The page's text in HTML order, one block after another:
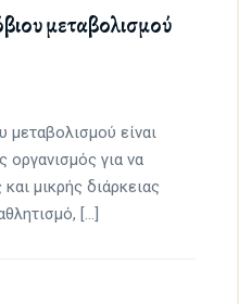
μεταβολισμού
μεταβολισμού είναι
οργανισμός για να
μικρής διάρκειας
[…]